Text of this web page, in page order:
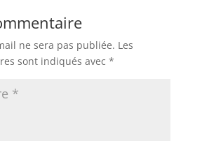
ne sera pas publiée. Les
sont indiqués avec *